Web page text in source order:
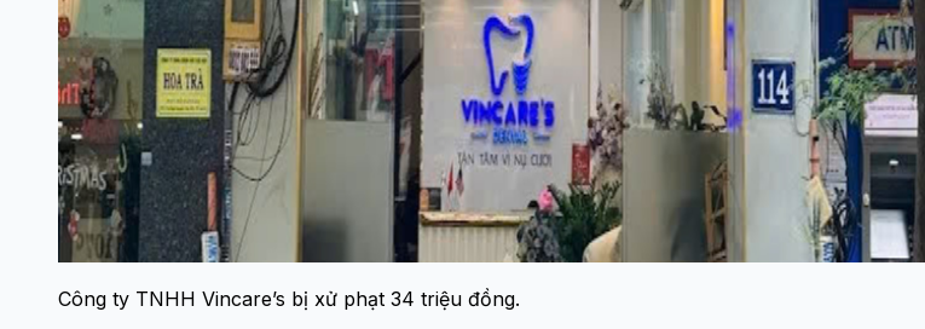
Công ty TNHH Vincare’s bị xử phạt 34 triệu đồng.